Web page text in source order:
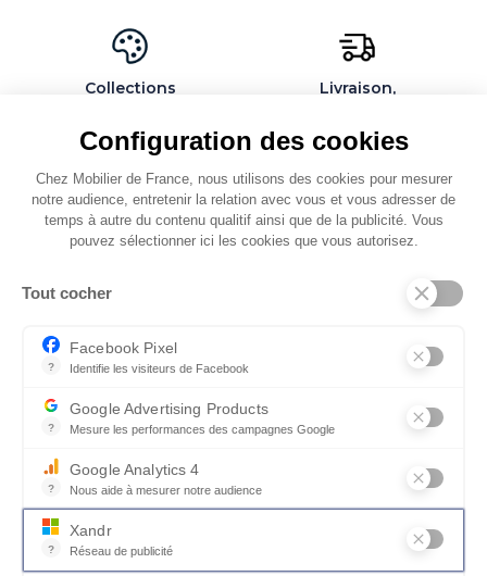
Configuration des cookies
Chez Mobilier de France, nous utilisons des cookies pour mesurer
notre audience, entretenir la relation avec vous et vous adresser de
temps à autre du contenu qualitif ainsi que de la publicité. Vous
pouvez sélectionner ici les cookies que vous autorisez.
Tout cocher
?
Facebook Pixel
Identifie les visiteurs de Facebook
?
Google Advertising Products
Mesure les performances des campagnes Google
?
Google Analytics 4
Nous aide à mesurer notre audience
Essentiel pour la gestion du site web, il permet de mesurer des
?
Xandr
Réseau de publicité
Xandr exploite une plateforme en ligne, Community, pour l'achat
Collections
personnalisables
Livraison,
montage par des
spécialistes
QUI SOMMES-NOUS
SERVICES ET PARTENAIRES
CONSEILS
CGV & POLICY